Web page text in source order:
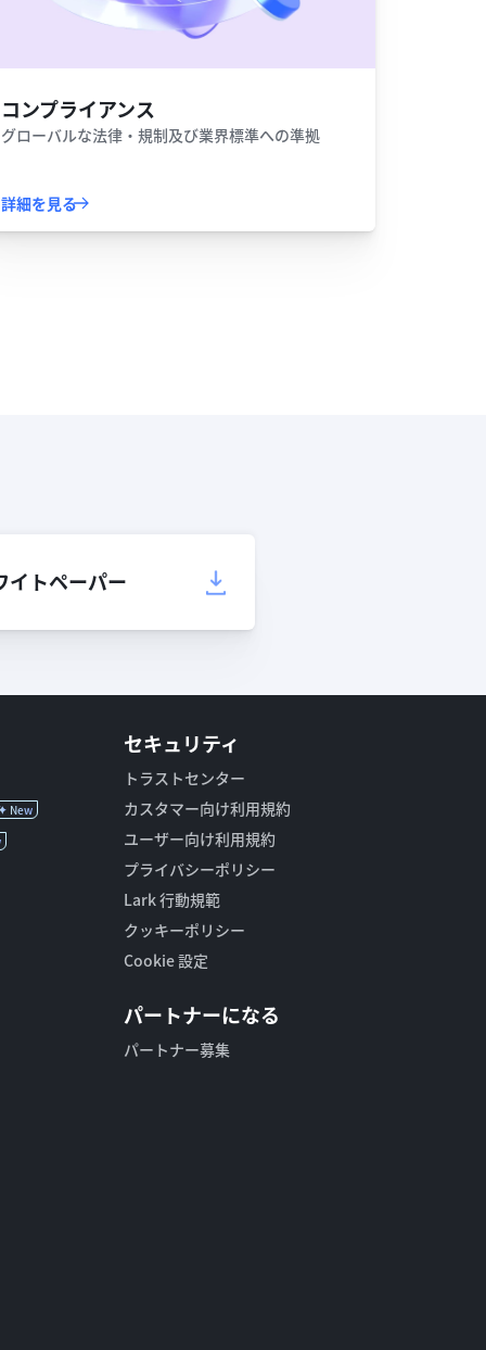
コンプライアンス
グローバルな法律・規制及び業界標準への準拠
詳細を見る
イトペーパー
New
セキュリティ
トラストセンター
カスタマー向け利用規約
ユーザー向け利用規約
プライバシーポリシー
Lark 行動規範
クッキーポリシー
Cookie 設定
パートナーになる
パートナー募集